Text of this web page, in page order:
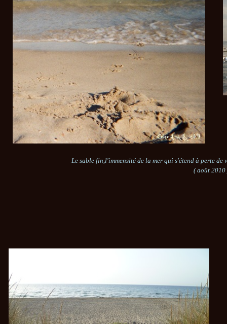
Le sable fin,l'immensité de la mer qui s'étend à perte de
( août 2010